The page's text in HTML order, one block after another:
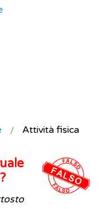
Attività fisica